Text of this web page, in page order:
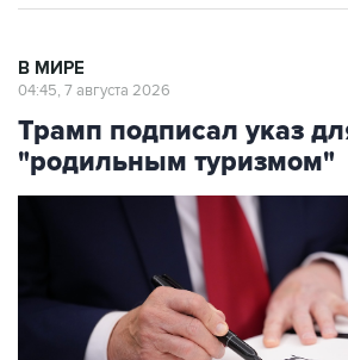
В МИРЕ
04:45, 7 августа 2026
Трамп подписал указ
"родильным туризмом"